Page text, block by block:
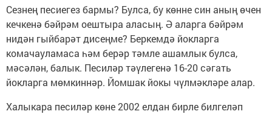
Сезнең песиегез бармы? Булса, бу көнне син аның өчен
кечкенә бәйрәм оештыра аласың. Ә аларга бәйрәм
нидән гыйбарәт дисеңме? Беркемдә йокларга
комачауламаса һәм берәр тәмле ашамлык булса,
мәсәлән, балык. Песиләр тәүлегенә 16-20 сәгать
йокларга мөмкиннәр. Йомшак йокы чүлмәкләре алар.
Халыкара песиләр көне 2002 елдан бирле билгеләп